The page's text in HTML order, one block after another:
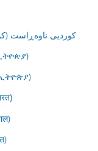
کوردیی ناوەڕاست